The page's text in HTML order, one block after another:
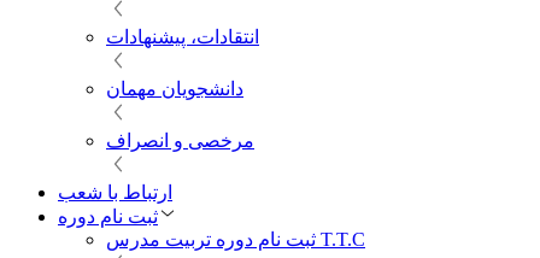
انتقادات، پیشنهادات
دانشجویان مهمان
مرخصی و انصراف
ارتباط با شعب
ثبت نام دوره
ثبت نام دوره تربیت مدرس T.T.C